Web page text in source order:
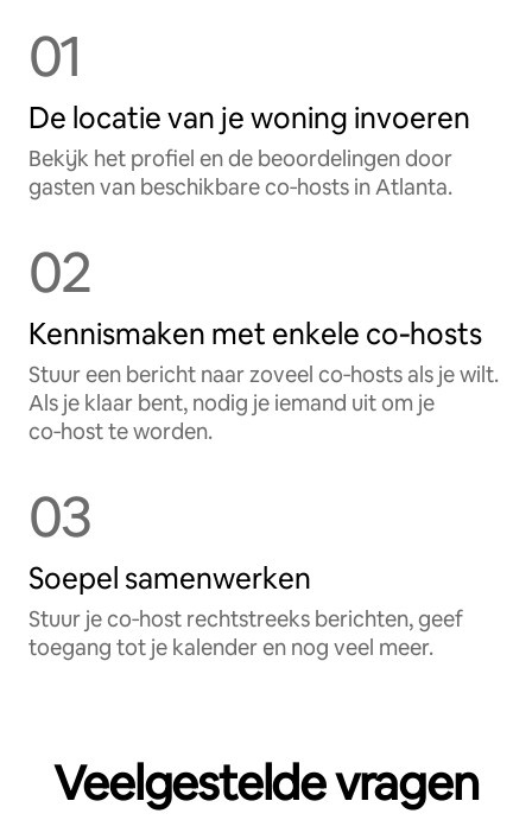
01
De locatie van je woning invoeren
Bekijk het profiel en de beoordelingen door
gasten van beschikbare co‑hosts in Atlanta.
02
Kennismaken met enkele co‑hosts
Stuur een bericht naar zoveel co‑hosts als je wilt.
Als je klaar bent, nodig je iemand uit om je
co‑host te worden.
03
Soepel samenwerken
Stuur je co‑host rechtstreeks berichten, geef
toegang tot je kalender en nog veel meer.
Veelgestelde vragen